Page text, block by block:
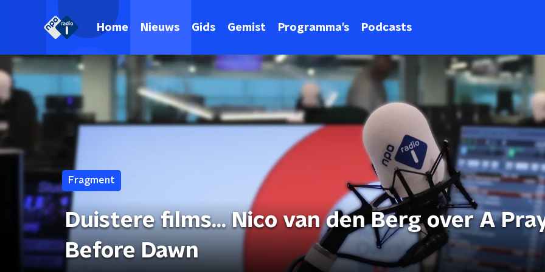
Home Nieuws Gids Gemist Programma's Podcasts
Fragment
Duistere films... Nico van den Berg over A
Before Dawn